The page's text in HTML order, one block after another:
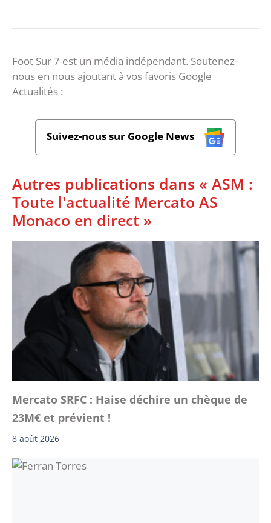
Foot Sur 7 est un média indépendant. Soutenez-
nous en nous ajoutant à vos favoris Google
Actualités :
Suivez-nous sur Google News
Autres publications dans « ASM :
Toute l'actualité Mercato AS
Monaco en direct »
Mercato SRFC : Haise déchire un chèque de
23M€ et prévient !
8 août 2026